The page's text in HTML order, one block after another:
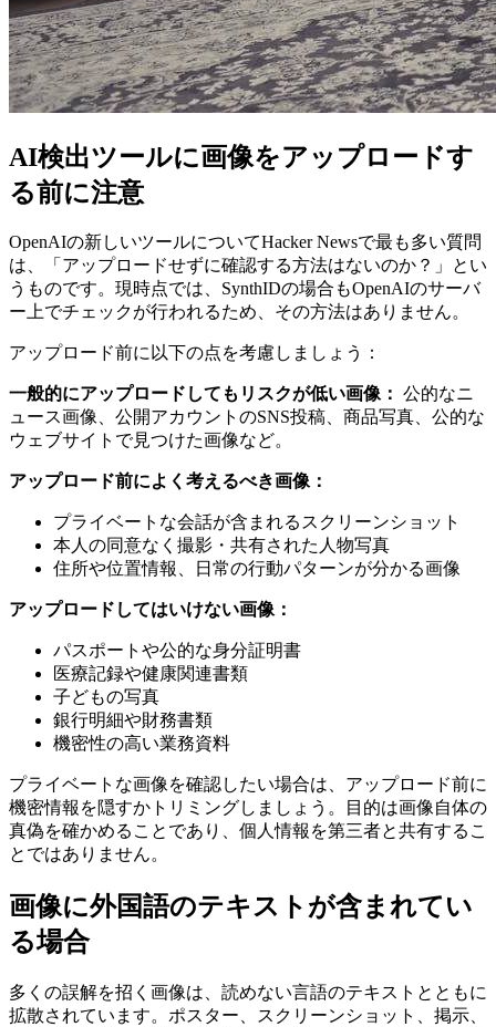
AI検出ツールに画像をアップロードす
る前に注意
OpenAIの新しいツールについてHacker Newsで最も多い質問
は、「アップロードせずに確認する方法はないのか？」とい
うものです。現時点では、SynthIDの場合もOpenAIのサーバ
ー上でチェックが行われるため、その方法はありません。
アップロード前に以下の点を考慮しましょう：
一般的にアップロードしてもリスクが低い画像： 公的なニ
ュース画像、公開アカウントのSNS投稿、商品写真、公的な
ウェブサイトで見つけた画像など。
アップロード前によく考えるべき画像：
プライベートな会話が含まれるスクリーンショット
本人の同意なく撮影・共有された人物写真
住所や位置情報、日常の行動パターンが分かる画像
アップロードしてはいけない画像：
パスポートや公的な身分証明書
医療記録や健康関連書類
子どもの写真
銀行明細や財務書類
機密性の高い業務資料
プライベートな画像を確認したい場合は、アップロード前に
機密情報を隠すかトリミングしましょう。目的は画像自体の
真偽を確かめることであり、個人情報を第三者と共有するこ
とではありません。
画像に外国語のテキストが含まれてい
る場合
多くの誤解を招く画像は、読めない言語のテキストとともに
拡散されています。ポスター、スクリーンショット、掲示、